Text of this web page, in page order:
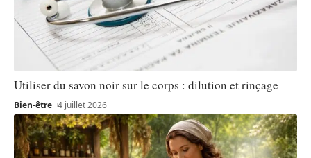
Utiliser du savon noir sur le corps : dilution et rinçage
Bien-être 4 juillet 2026